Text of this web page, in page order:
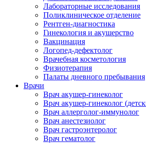
Лабораторные исследования
Поликлиническое отделение
Рентген-диагностика
Гинекология и акушерство
Вакцинация
Логопед-дефектолог
Врачебная косметология
Физиотерапия
Палаты дневного пребывания
Врачи
Врач акушер-гинеколог
Врач акушер-гинеколог
Врач аллерголог-иммунолог
Врач анестезиолог
Врач гастроэнтеролог
Врач гематолог